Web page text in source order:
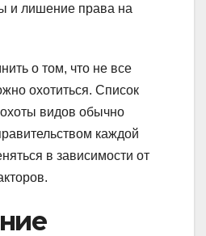
и лишение права на
о том, что не все
охотиться. Список
видов обычно
каждой
в зависимости от